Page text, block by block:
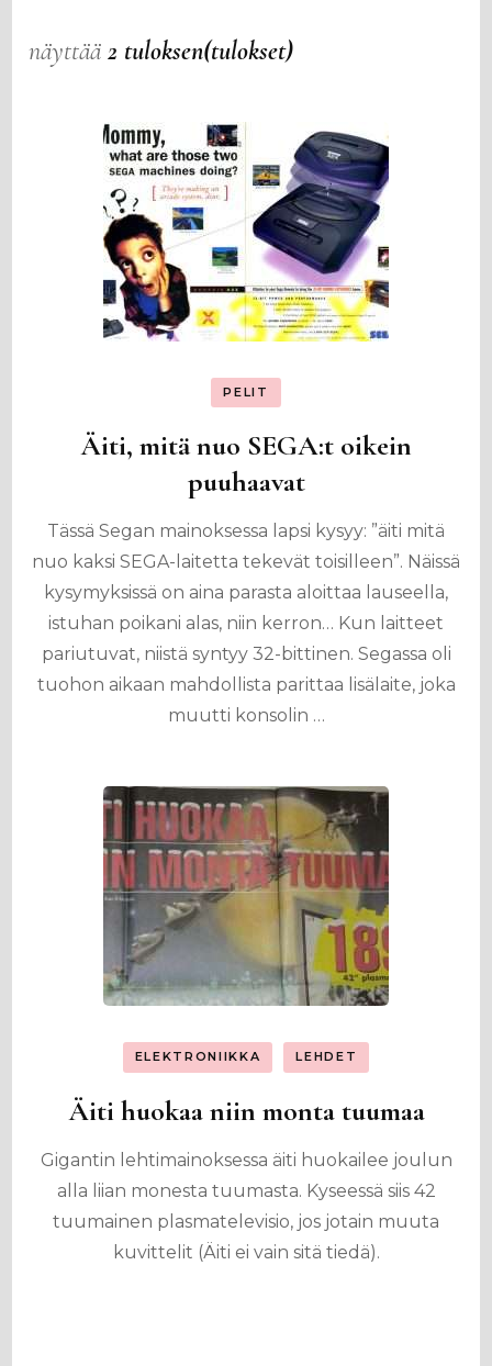
näyttää2 tuloksen(tulokset)
PELIT
Äiti, mitä nuo SEGA:t oikein
puuhaavat
Tässä Segan mainoksessa lapsi kysyy: ”äiti mitä
nuo kaksi SEGA-laitetta tekevät toisilleen”. Näissä
kysymyksissä on aina parasta aloittaa lauseella,
istuhan poikani alas, niin kerron… Kun laitteet
pariutuvat, niistä syntyy 32-bittinen. Segassa oli
tuohon aikaan mahdollista parittaa lisälaite, joka
muutti konsolin …
ELEKTRONIIKKA LEHDET
Äiti huokaa niin monta tuumaa
Gigantin lehtimainoksessa äiti huokailee joulun
alla liian monesta tuumasta. Kyseessä siis 42
tuumainen plasmatelevisio, jos jotain muuta
kuvittelit (Äiti ei vain sitä tiedä).